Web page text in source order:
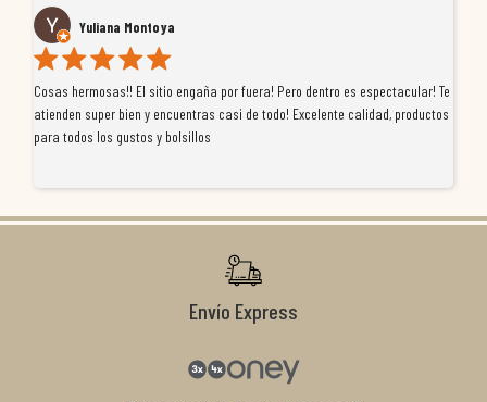
Yuliana Montoya
Cosas hermosas!! El sitio engaña por fuera! Pero dentro es espectacular! Te
atienden super bien y encuentras casi de todo! Excelente calidad, productos
para todos los gustos y bolsillos
Envío Express